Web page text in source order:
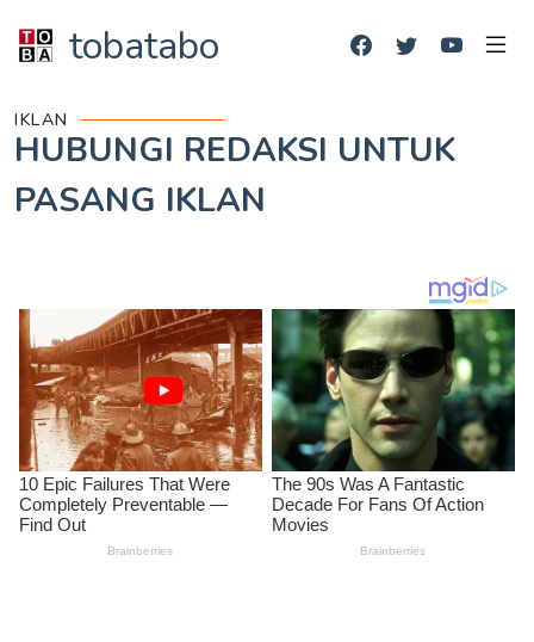
tobatabo
IKLAN
HUBUNGI REDAKSI UNTUK
PASANG IKLAN